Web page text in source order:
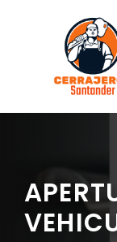
contenido